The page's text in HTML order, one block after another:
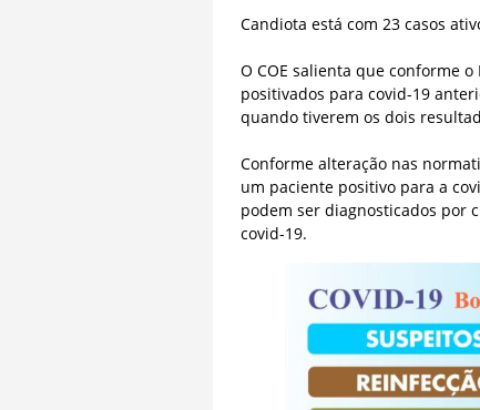
Candiota está com 23 casos
O COE salienta que conforme
positivados para covid-19
quando tiverem os dois
Conforme alteração nas
um paciente positivo para a
podem ser diagnosticados por
covid-19.